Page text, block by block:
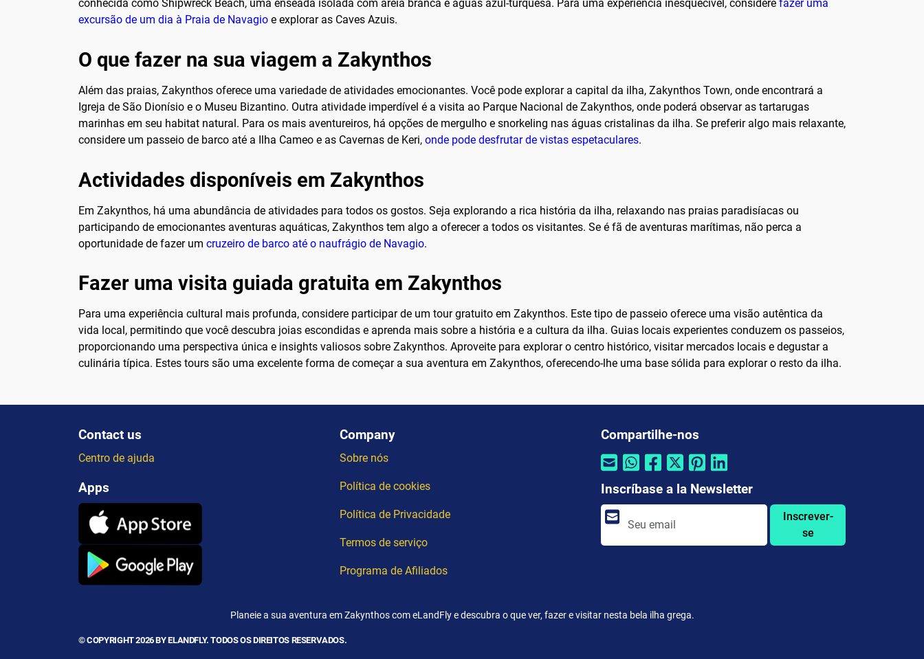
conhecida como Shipwreck Beach, uma enseada isolada com areia branca e águas azul-turquesa. Para uma experiência inesquecível, considere fazer uma
excursão de um dia à Praia de Navagio e explorar as Caves Azuis.
O que fazer na sua viagem a Zakynthos
Além das praias, Zakynthos oferece uma variedade de atividades emocionantes. Você pode explorar a capital da ilha, Zakynthos Town, onde encontrará a
Igreja de São Dionísio e o Museu Bizantino. Outra atividade imperdível é a visita ao Parque Nacional de Zakynthos, onde poderá observar as tartarugas
marinhas em seu habitat natural. Para os mais aventureiros, há opções de mergulho e snorkeling nas águas cristalinas da ilha. Se preferir algo mais relaxante,
considere um passeio de barco até a Ilha Cameo e as Cavernas de Keri, onde pode desfrutar de vistas espetaculares.
Actividades disponíveis em Zakynthos
Em Zakynthos, há uma abundância de atividades para todos os gostos. Seja explorando a rica história da ilha, relaxando nas praias paradisíacas ou
participando de emocionantes aventuras aquáticas, Zakynthos tem algo a oferecer a todos os visitantes. Se é fã de aventuras marítimas, não perca a
oportunidade de fazer um cruzeiro de barco até o naufrágio de Navagio.
Fazer uma visita guiada gratuita em Zakynthos
Para uma experiência cultural mais profunda, considere participar de um tour gratuito em Zakynthos. Este tipo de passeio oferece uma visão autêntica da
vida local, permitindo que você descubra joias escondidas e aprenda mais sobre a história e a cultura da ilha. Guias locais experientes conduzem os passeios,
proporcionando uma perspectiva única e insights valiosos sobre Zakynthos. Aproveite para explorar o centro histórico, visitar mercados locais e degustar a
culinária típica. Estes tours são uma excelente forma de começar a sua aventura em Zakynthos, oferecendo-lhe uma base sólida para explorar o resto da ilha.
Contact us
Centro de ajuda
Apps
Company
Sobre nós
Política de cookies
Política de Privacidade
Termos de serviço
Programa de Afiliados
Compartilhe-nos
Inscríbase a la Newsletter
Inscrever-
se
Planeie a sua aventura em Zakynthos com eLandFly e descubra o que ver, fazer e visitar nesta bela ilha grega.
© COPYRIGHT 2026 BY ELANDFLY. TODOS OS DIREITOS RESERVADOS.